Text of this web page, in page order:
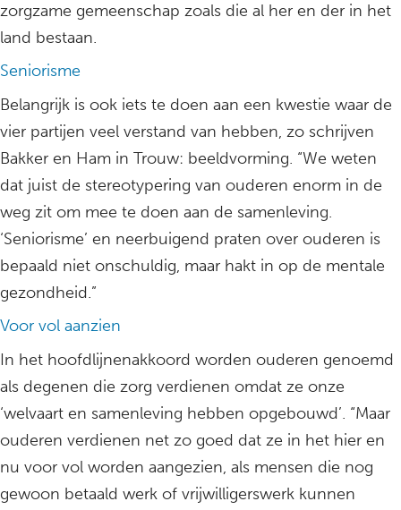
zorgzame gemeenschap zoals die al her en der in het
land bestaan.
Seniorisme
Belangrijk is ook iets te doen aan een kwestie waar de
vier partijen veel verstand van hebben, zo schrijven
Bakker en Ham in Trouw: beeldvorming. “We weten
dat juist de stereotypering van ouderen enorm in de
weg zit om mee te doen aan de samenleving.
‘Seniorisme’ en neerbuigend praten over ouderen is
bepaald niet onschuldig, maar hakt in op de mentale
gezondheid.”
Voor vol aanzien
In het hoofdlijnenakkoord worden ouderen genoemd
als degenen die zorg verdienen omdat ze onze
‘welvaart en samenleving hebben opgebouwd’. “Maar
ouderen verdienen net zo goed dat ze in het hier en
nu voor vol worden aangezien, als mensen die nog
gewoon betaald werk of vrijwilligerswerk kunnen